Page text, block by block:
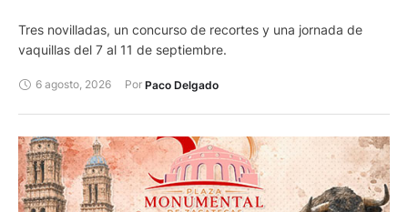
Tres novilladas, un concurso de recortes y una jornada de
vaquillas del 7 al 11 de septiembre.
6 agosto, 2026 Por Paco Delgado